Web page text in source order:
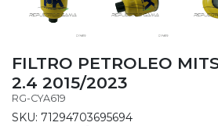
FILTRO PETROLEO
2.4 2015/2023
RG-CYA619
SKU: 71294703695694